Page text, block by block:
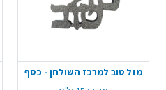
מזל טוב למרכז השולחן - כסף